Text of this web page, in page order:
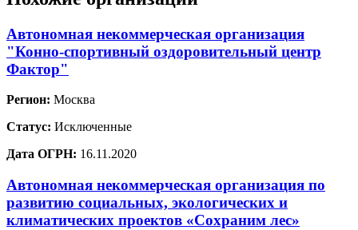
Автономная некоммерческая организация
"Конно-спортивный оздоровительный центр
Фактор"
Регион: Москва
Статус: Исключенные
Дата ОГРН: 16.11.2020
Автономная некоммерческая организация по
развитию социальных, экологических и
климатических проектов «Сохраним лес»